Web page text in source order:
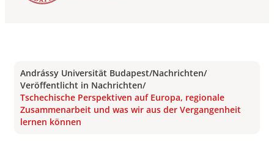
Andrássy Universität Budapest/Nachrichten/
Veröffentlicht in Nachrichten/
Tschechische Perspektiven auf Europa, regionale
Zusammenarbeit und was wir aus der Vergangenheit
lernen können